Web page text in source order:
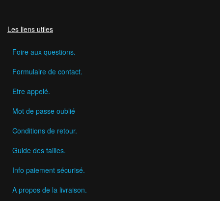
Les liens utiles
Foire aux questions.
Formulaire de contact.
Etre appelé.
Mot de passe oublié
Conditions de retour.
Guide des tailles.
Info paiement sécurisé.
A propos de la livraison.